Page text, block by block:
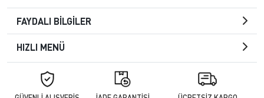
FAYDALI BİLGİLER
HIZLI MENÜ